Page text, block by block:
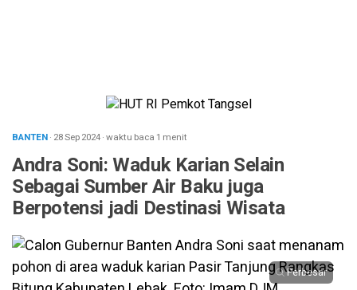
BANTEN· 28 Sep 2024·waktu baca 1 menit
Andra Soni: Waduk Karian Selain
Sebagai Sumber Air Baku juga
Berpotensi jadi Destinasi Wisata
Perbesar